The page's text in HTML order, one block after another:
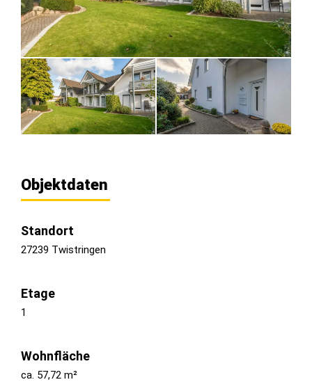
Objektdaten
Standort
27239 Twistringen
Etage
1
Wohnfläche
ca. 57,72 m²